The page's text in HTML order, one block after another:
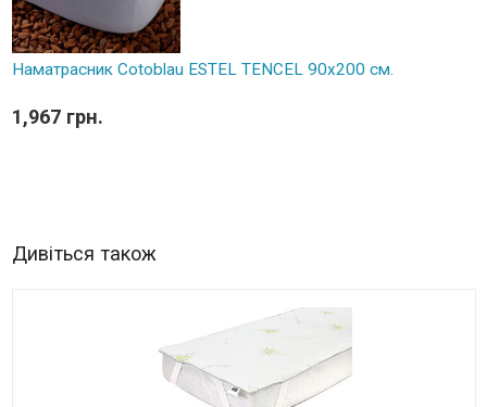
Наматрасник Cotoblau ESTEL TENCEL 90х200 см.
1,967 грн.
Дивіться також